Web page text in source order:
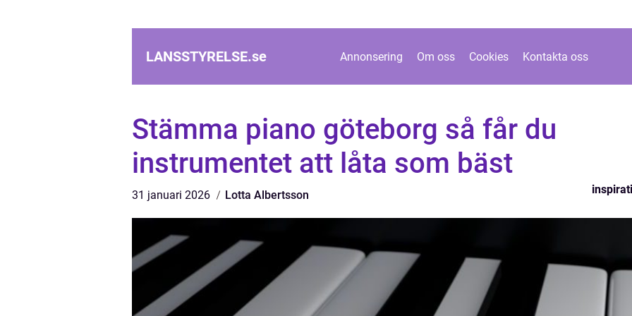
LANSSTYRELSE.se Annonsering Om oss Cookies Kontakta oss
Stämma piano göteborg så får du
instrumentet att låta som bäst
31 januari 2026 Lotta Albertsson